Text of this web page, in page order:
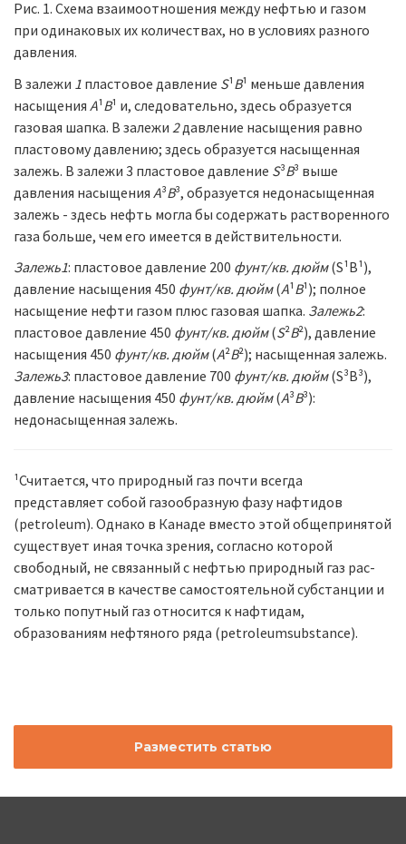
Рис. 1. Схема взаимоотношения между нефтью и газом
при одинаковых их количествах, но в условиях разного
давления.
В залежи 1 пластовое давление S¹B¹ меньше давления
насыщения А¹В¹ и, следовательно, здесь образуется
газовая шапка. В залежи 2давление насыщения равно
пластовому давлению; здесь образуется насыщенная
залежь. В залежи 3 пластовое давление S³B³ выше
давления насыщения А³В³, образуется недонасыщенная
залежь - здесь нефть могла бы содержать растворенного
газа больше, чем его имеется в действительности.
Залежь1: пластовое давление 200 фунт/кв. дюйм(S¹B¹),
давление насыщения 450 фунт/кв. дюйм(А¹В¹); полное
насыщение нефти газом плюс газовая шапка. Залежь2:
пластовое давление 450 фунт/кв. дюйм(S²B²), давление
насыщения 450 фунт/кв. дюйм(А²В²); насыщенная залежь.
Залежь3: пластовое давление 700 фунт/кв. дюйм(S³B³),
давление насыщения 450 фунт/кв. дюйм(А³В³):
недонасыщенная залежь.
¹Считается, что природный газ почти всегда
представляет собой газообразную фазу нафтидов
(petroleum). Однако в Канаде вместо этой общепринятой
существует иная точка зрения, согласно которой
свободный, не связанный с нефтью природный газ рас­
сматривается в качестве самостоятельной субстанции и
только попутный газ относится к нафтидам,
образованиям нефтяного ряда (petroleumsubstance).
Разместить статью